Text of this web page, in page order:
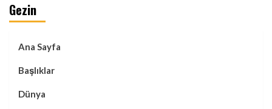
Gezin
Ana Sayfa
Başlıklar
Dünya